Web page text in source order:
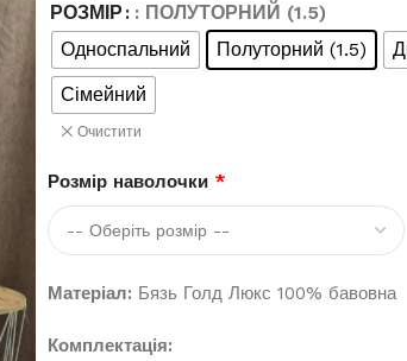
РОЗМІР
: ПОЛУТОРНИЙ (1.5)
Односпальний
Полуторний (1.5)
Сімейний
Очистити
Розмір наволочки *
Матеріал: Бязь Голд Люкс 100% бавовна
Комплектація: